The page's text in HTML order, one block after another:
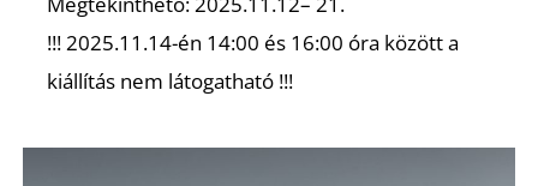
!!! 2025.11.14-én 14:00 és 16:00 óra között a
kiállítás nem látogatható !!!